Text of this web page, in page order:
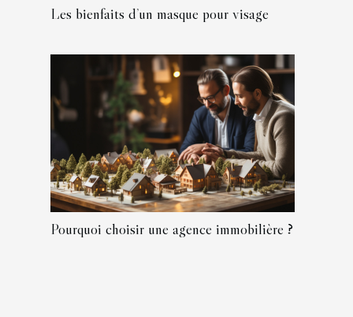
Les bienfaits d’un masque pour visage
Pourquoi choisir une agence immobilière ?